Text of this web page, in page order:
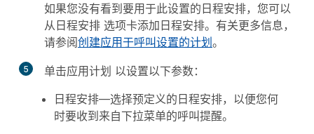
如果您没有看到要用于此设置的日程安排，您可以
从 日程安排 选项卡添加日程安排。有关更多信息，
请参阅创建应用于呼叫设置的计划。
5 单击应用计划 以设置以下参数：
日程安排—选择预定义的日程安排，以便您何
时要收到来自下拉菜单的呼叫提醒。